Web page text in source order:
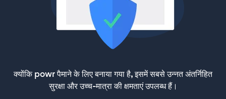
क्योंकि powr पैमाने के लिए बनाया गया है, इसमें सबसे उन्नत अंतर्निहित
सुरक्षा और उच्च-मात्रा की क्षमताएं उपलब्ध हैं।